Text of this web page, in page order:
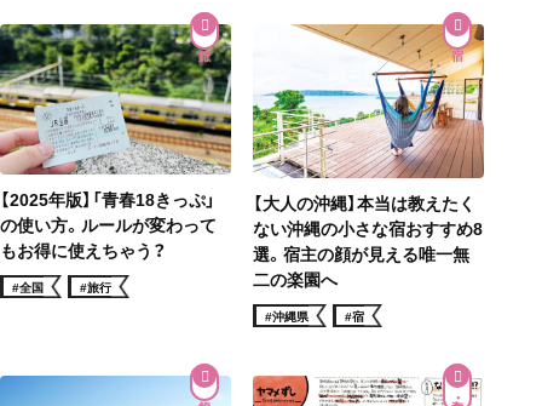
【2025年版】「青春18きっぷ」
の使い方。ルールが変わって
もお得に使えちゃう？
#全国 #旅行
【大人の沖縄】本当は教えたく
ない沖縄の小さな宿おすすめ8
選。宿主の顔が見える唯一無
二の楽園へ
#沖縄県 #宿
和食・郷土料理